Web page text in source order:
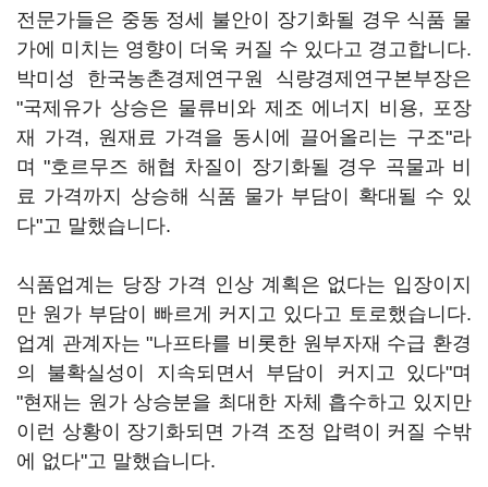
전문가들은 중동 정세 불안이 장기화될 경우 식품 물
가에 미치는 영향이 더욱 커질 수 있다고 경고합니다.
박미성 한국농촌경제연구원 식량경제연구본부장은
"국제유가 상승은 물류비와 제조 에너지 비용, 포장
재 가격, 원재료 가격을 동시에 끌어올리는 구조"라
며 "호르무즈 해협 차질이 장기화될 경우 곡물과 비
료 가격까지 상승해 식품 물가 부담이 확대될 수 있
다"고 말했습니다.
식품업계는 당장 가격 인상 계획은 없다는 입장이지
만 원가 부담이 빠르게 커지고 있다고 토로했습니다.
업계 관계자는 "나프타를 비롯한 원부자재 수급 환경
의 불확실성이 지속되면서 부담이 커지고 있다"며
"현재는 원가 상승분을 최대한 자체 흡수하고 있지만
이런 상황이 장기화되면 가격 조정 압력이 커질 수밖
에 없다"고 말했습니다.